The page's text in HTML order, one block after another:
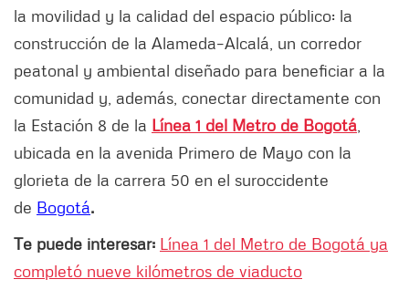
la movilidad y la calidad del espacio público: la
construcción de la Alameda–Alcalá, un corredor
peatonal y ambiental diseñado para beneficiar a la
comunidad y, además, conectar directamente con
la Estación 8 de la Línea 1 del Metro de Bogotá
ubicada en la avenida Primero de Mayo con la
glorieta de la carrera 50 en el suroccidente
de Bogotá.
Te puede interesar: Línea 1 del Metro de Bogotá ya
completó nueve kilómetros de viaducto